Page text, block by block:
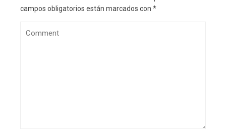
campos obligatorios están marcados con *